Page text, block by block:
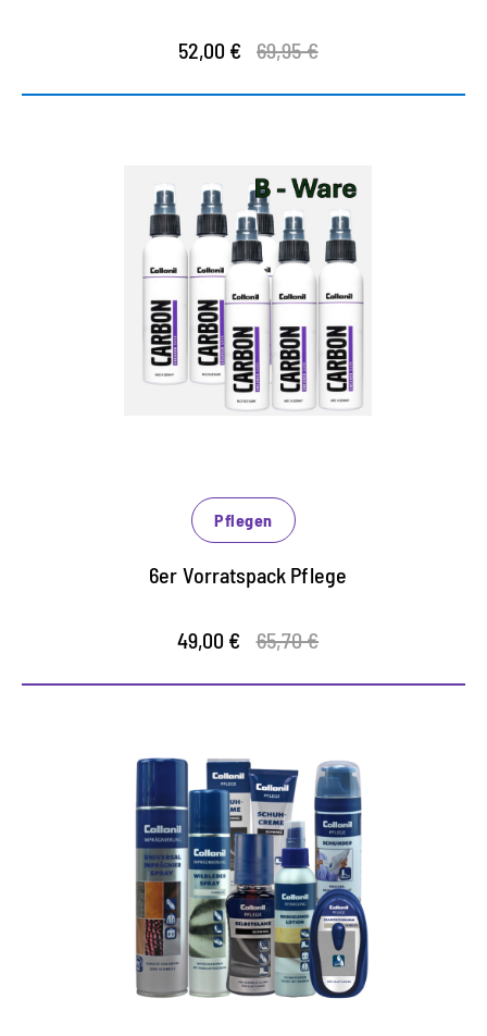
52,00 € 69,95 €
Pflegen
6er Vorratspack Pflege
49,00 € 65,70 €